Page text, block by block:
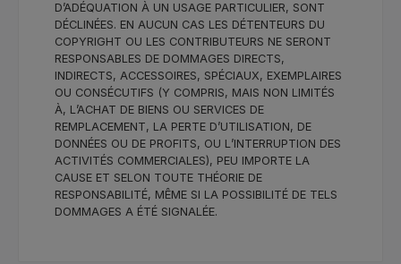
D’ADÉQUATION À UN USAGE PARTICULIER, SONT
DÉCLINÉES. EN AUCUN CAS LES DÉTENTEURS DU
COPYRIGHT OU LES CONTRIBUTEURS NE SERONT
RESPONSABLES DE DOMMAGES DIRECTS,
INDIRECTS, ACCESSOIRES, SPÉCIAUX, EXEMPLAIRES
OU CONSÉCUTIFS (Y COMPRIS, MAIS NON LIMITÉS
À, L’ACHAT DE BIENS OU SERVICES DE
REMPLACEMENT, LA PERTE D’UTILISATION, DE
DONNÉES OU DE PROFITS, OU L’INTERRUPTION DES
ACTIVITÉS COMMERCIALES), PEU IMPORTE LA
CAUSE ET SELON TOUTE THÉORIE DE
RESPONSABILITÉ, MÊME SI LA POSSIBILITÉ DE TELS
DOMMAGES A ÉTÉ SIGNALÉE.